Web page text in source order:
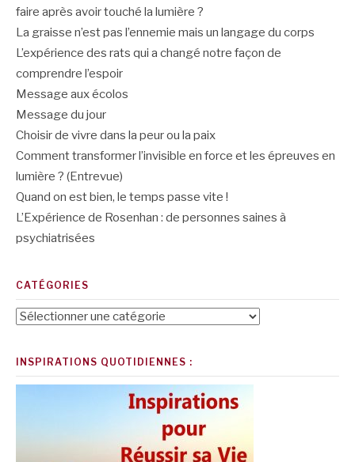
faire après avoir touché la lumière ?
La graisse n’est pas l’ennemie mais un langage du corps
L’expérience des rats qui a changé notre façon de
comprendre l’espoir
Message aux écolos
Message du jour
Choisir de vivre dans la peur ou la paix
Comment transformer l’invisible en force et les épreuves en
lumière ? (Entrevue)
Quand on est bien, le temps passe vite !
L’Expérience de Rosenhan : de personnes saines à
psychiatrisées
CATÉGORIES
Catégories
INSPIRATIONS QUOTIDIENNES :